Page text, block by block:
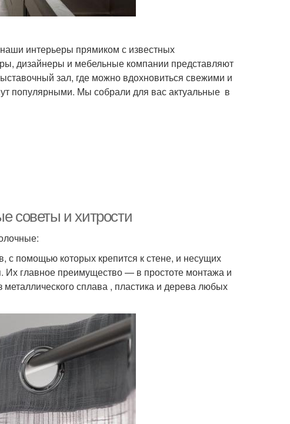
интерьеры прямиком с известных
дизайнеры и мебельные компании представляют
зал, где можно вдохновиться свежими и
популярными. Мы собрали для вас актуальные в
советы и хитрости
с помощью которых крепится к стене, и несущих
Их главное преимущество — в простоте монтажа и
сплава , пластика и дерева любых